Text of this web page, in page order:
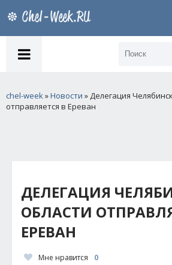
chel-week»Новости » Делегация
отправляется в Ереван
ДЕЛЕГАЦИЯ
ОБЛАСТИ
ЕРЕВАН
Мне нравится 0